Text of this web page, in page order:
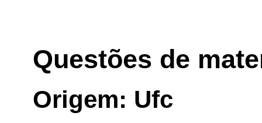
Questões de
Origem: Ufc